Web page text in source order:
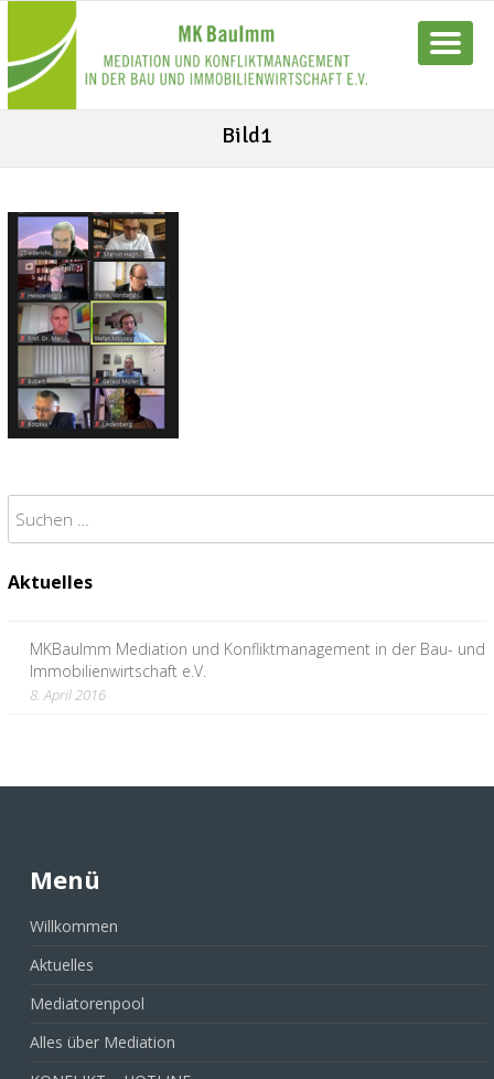
Bild1
nach:
Aktuelles
MKBauImm Mediation und Konfliktmanagement in der Bau- und
Immobilienwirtschaft e.V.
8. April 2016
Menü
Willkommen
Aktuelles
Mediatorenpool
Alles über Mediation